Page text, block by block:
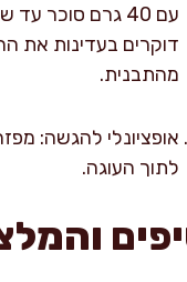
מהתבנית.
לתוך העוגה.